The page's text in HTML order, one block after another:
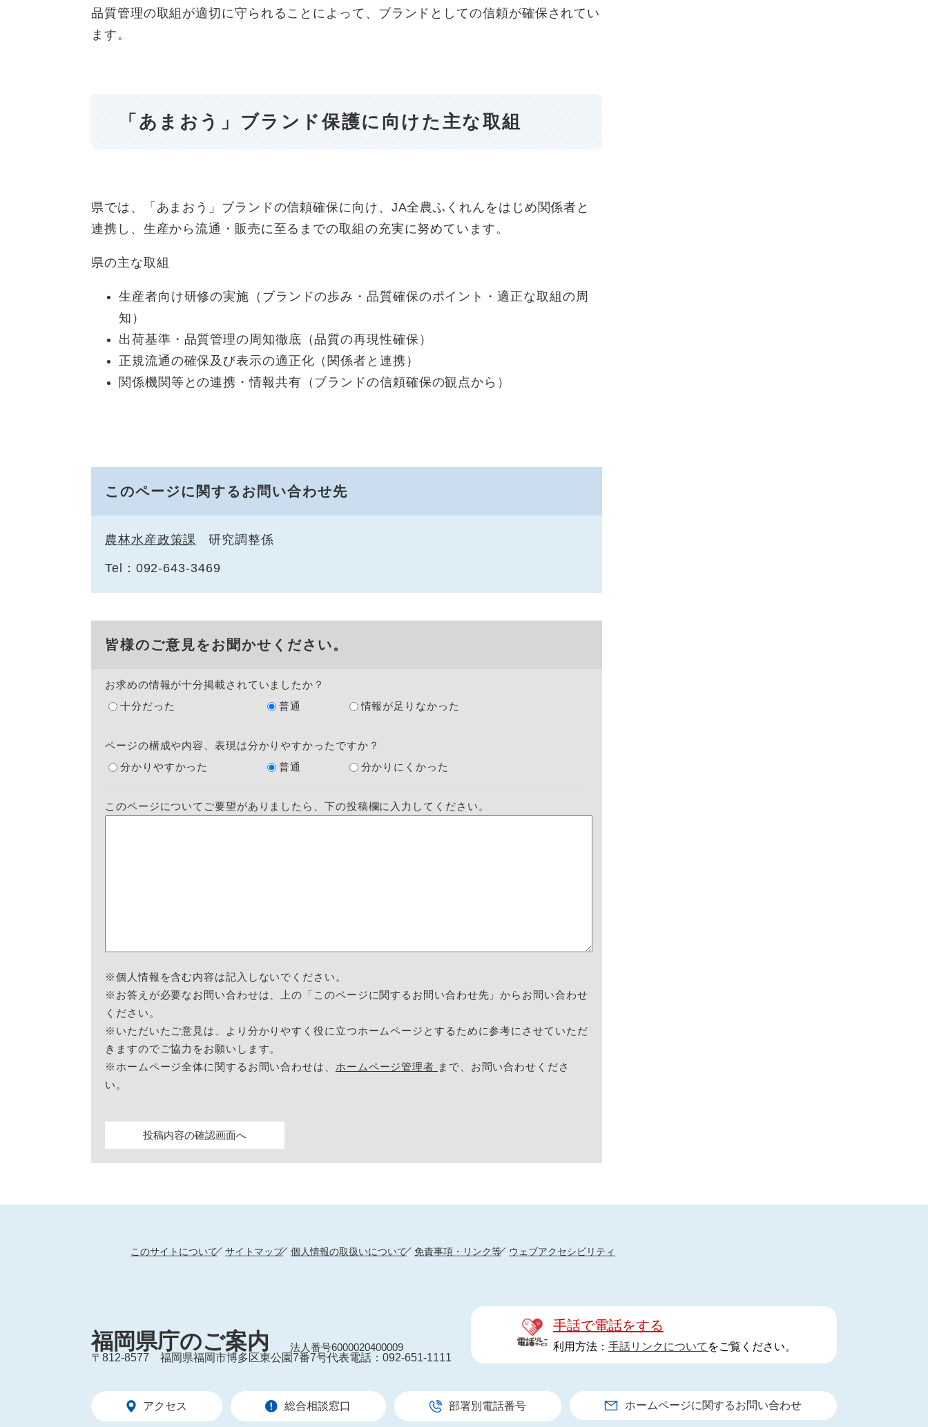
品質管理の取組が適切に守られることによって、ブランドとしての信頼が確保されてい
ます。
「あまおう」ブランド保護に向けた主な取組
県では、「あまおう」ブランドの信頼確保に向け、JA全農ふくれんをはじめ関係者と
連携し、生産から流通・販売に至るまでの取組の充実に努めています。
県の主な取組
生産者向け研修の実施（ブランドの歩み・品質確保のポイント・適正な取組の周
知）
出荷基準・品質管理の周知徹底（品質の再現性確保）
正規流通の確保及び表示の適正化（関係者と連携）
関係機関等との連携・情報共有（ブランドの信頼確保の観点から）
このページに関するお問い合わせ先
農林水産政策課 研究調整係
Tel：092-643-3469
皆様のご意見をお聞かせください。
お求めの情報が十分掲載されていましたか？
十分だった
普通 情報が足りなかった
ページの構成や内容、表現は分かりやすかったですか？
分かりやすかった
普通 分かりにくかった
このページについてご要望がありましたら、下の投稿欄に入力してください。
※個人情報を含む内容は記入しないでください。
※お答えが必要なお問い合わせは、上の「このページに関するお問い合わせ先」からお問い合わせ
ください。
※いただいたご意見は、より分かりやすく役に立つホームページとするために参考にさせていただ
きますのでご協力をお願いします。
※ホームページ全体に関するお問い合わせは、 ホームページ管理者 まで、お問い合わせくださ
い。
このサイトについて サイトマップ 個人情報の取扱いについて 免責事項・リンク等 ウェブアクセシビリティ
福岡県庁のご案内
法人番号6000020400009
〒812-8577
福岡県福岡市博多区東公園7番7号代表電話：092-651-1111
手話で電話をする
利用方法： 手話リンクについて をご覧ください。
アクセス 総合相談窓口 部署別電話番号 ホームページに関するお問い合わせ